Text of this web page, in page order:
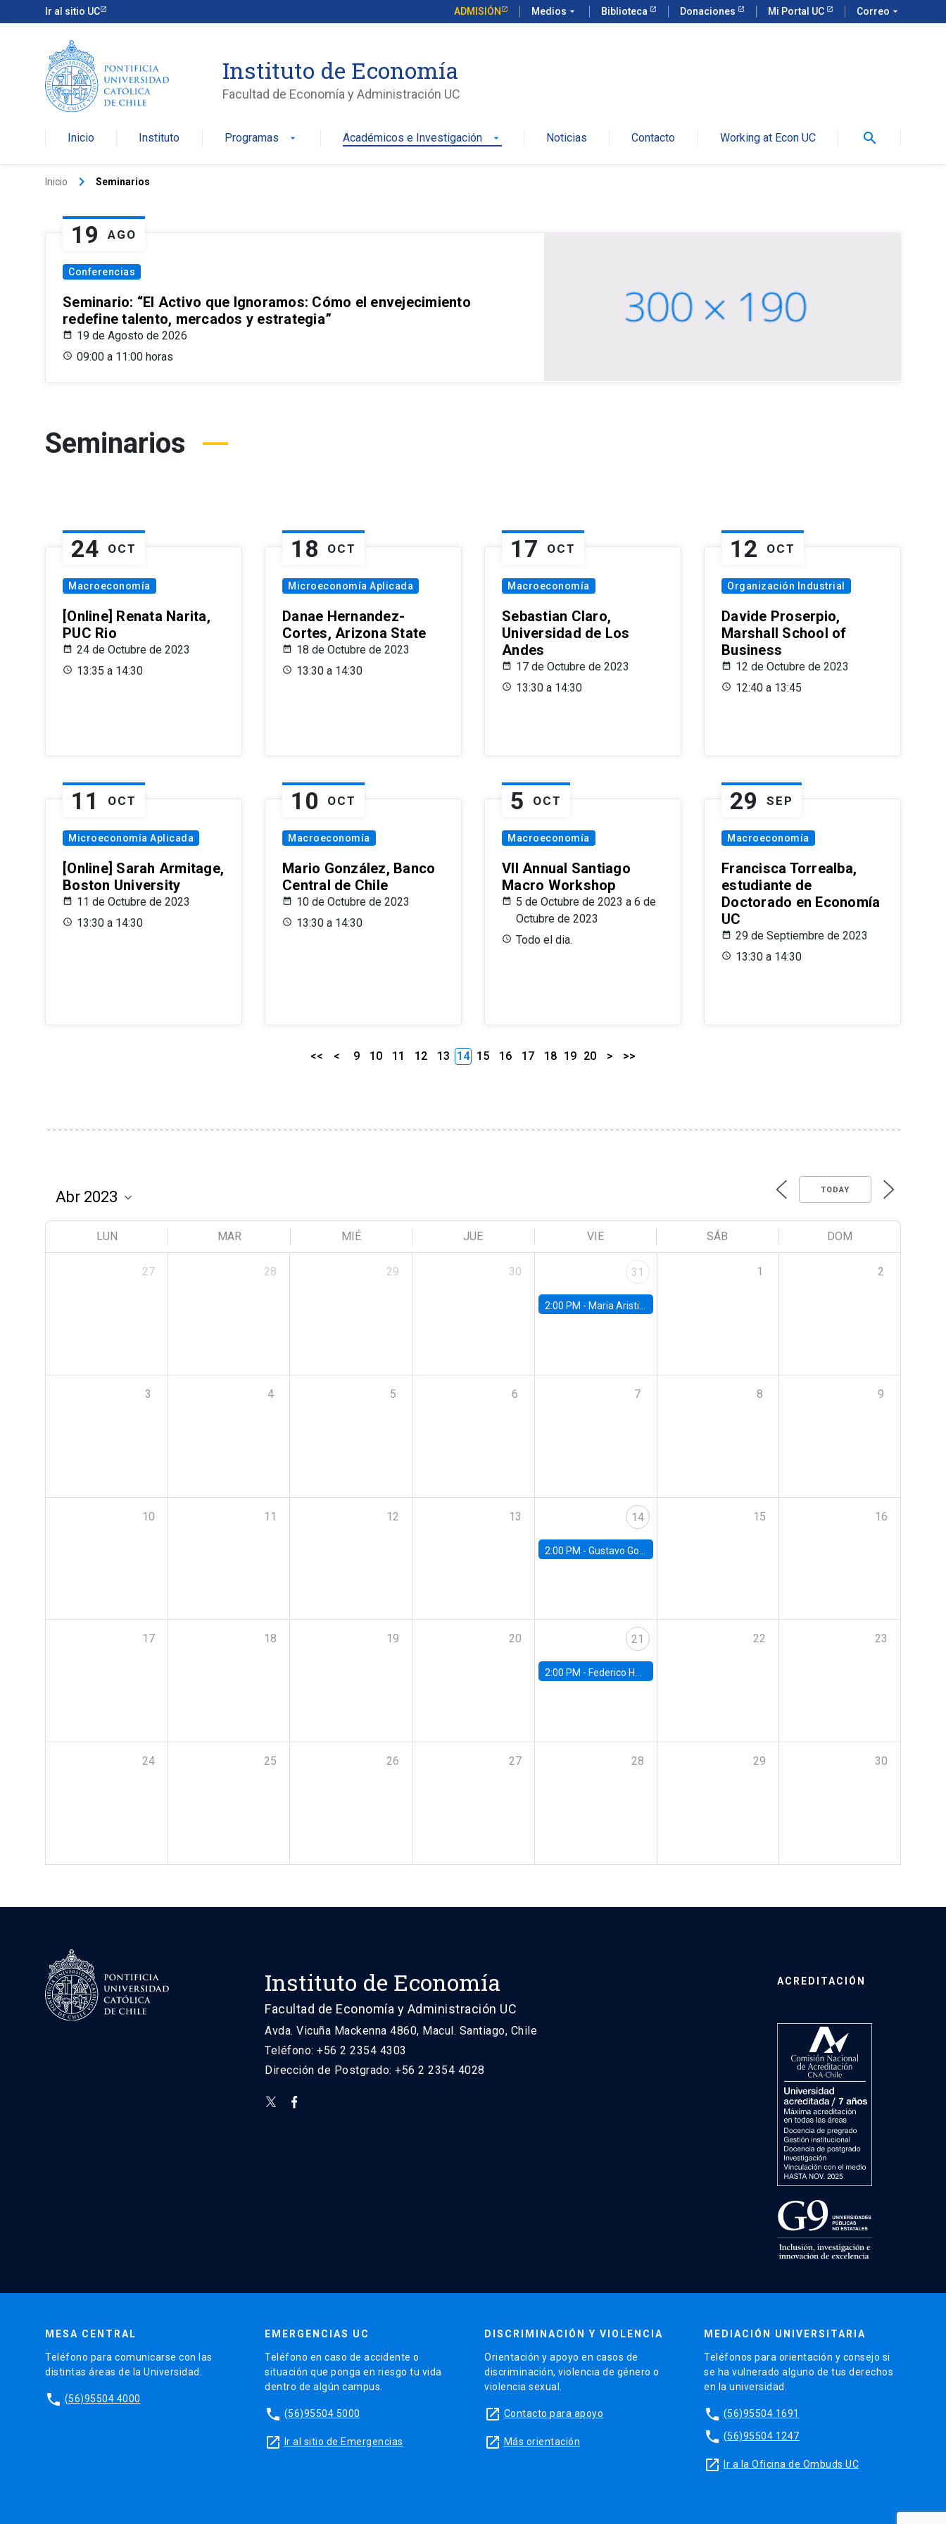
Ir al sitio UC ADMISIÓN Medios arrow_drop_down Biblioteca Donaciones Mi Portal UC Correo arrow_drop_down
Instituto de Economía
Facultad de Economía y Administración UC
Inicio Instituto Programas arrow_drop_down Académicos e Investigación arrow_drop_down Noticias Contacto Working at Econ UC search
Inicio keyboard_arrow_right Seminarios
19 AGO
Conferencias
Seminario: “El Activo que Ignoramos: Cómo el envejecimiento
redefine talento, mercados y estrategia”
19 de Agosto de 2026
09:00 a 11:00 horas
Seminarios
24 OCT
Macroeconomía
[Online] Renata Narita,
PUC Rio
24 de Octubre de 2023
13:35 a 14:30
18 OCT
Microeconomía Aplicada
Danae Hernandez-
Cortes, Arizona State
18 de Octubre de 2023
13:30 a 14:30
17 OCT
Macroeconomía
Sebastian Claro,
Universidad de Los
Andes
17 de Octubre de 2023
13:30 a 14:30
12 OCT
Organización Industrial
Davide Proserpio,
Marshall School of
Business
12 de Octubre de 2023
12:40 a 13:45
11 OCT
Microeconomía Aplicada
[Online] Sarah Armitage,
Boston University
11 de Octubre de 2023
13:30 a 14:30
10 OCT
Macroeconomía
Mario González, Banco
Central de Chile
10 de Octubre de 2023
13:30 a 14:30
5 OCT
Macroeconomía
VII Annual Santiago
Macro Workshop
5 de Octubre de 2023 a 6 de
Octubre de 2023
Todo el dia.
29 SEP
Macroeconomía
Francisca Torrealba,
estudiante de
Doctorado en Economía
UC
29 de Septiembre de 2023
13:30 a 14:30
<< < 9 10 11 12 13 14 15 16 17 18 19 20 > >>
TODAY
LUN MAR MIÉ JUE VIE SÁB DOM
27 28 29 30 31
2:00 PM - Maria Aristizabal-Ramirez, FED Board
1 2
3 4 5 6 7 8 9
10 11 12 13 14
2:00 PM - Gustavo González - Banco Central de Chile
15 16
17 18 19 20 21
2:00 PM - Federico Huneeus - Banco Central de Chile
22 23
24 25 26 27 28 29 30
Instituto de Economía
Facultad de Economía y Administración UC
Avda. Vicuña Mackenna 4860, Macul. Santiago, Chile
Teléfono: +56 2 2354 4303
Dirección de Postgrado: +56 2 2354 4028
ACREDITACIÓN
MESA CENTRAL
Teléfono para comunicarse con las
distintas áreas de la Universidad.
phone (56)95504 4000
EMERGENCIAS UC
Teléfono en caso de accidente o
situación que ponga en riesgo tu vida
dentro de algún campus.
phone (56)95504 5000
launch Ir al sitio de Emergencias
DISCRIMINACIÓN Y VIOLENCIA
Orientación y apoyo en casos de
discriminación, violencia de género o
violencia sexual.
launch Contacto para apoyo
launch Más orientación
MEDIACIÓN UNIVERSITARIA
Teléfonos para orientación y consejo si
se ha vulnerado alguno de tus derechos
en la universidad.
phone (56)95504 1691
phone (56)95504 1247
launch Ir a la Oficina de Ombuds UC